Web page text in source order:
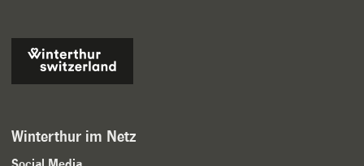
Winterthur im Netz